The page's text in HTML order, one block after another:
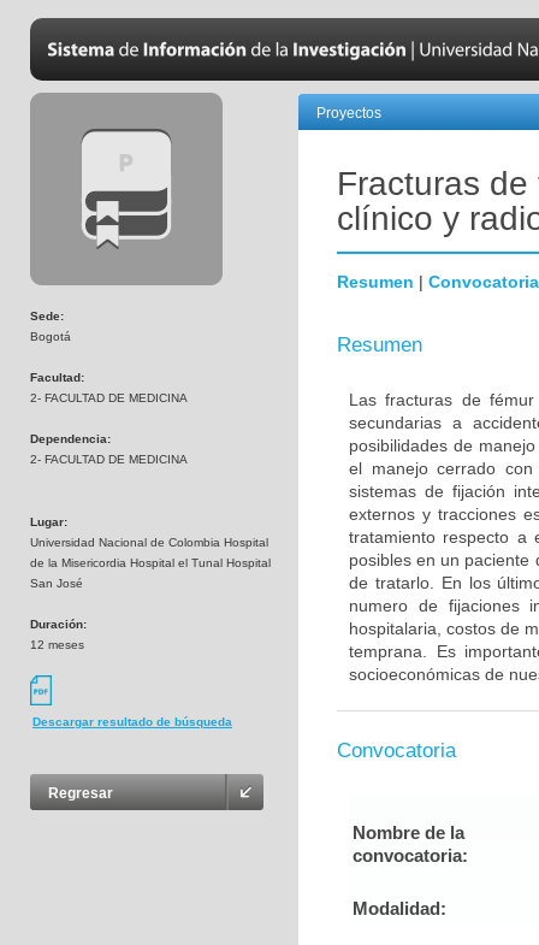
Sede:
Bogotá
Facultad:
2- FACULTAD DE MEDICINA
Dependencia:
2- FACULTAD DE MEDICINA
Lugar:
Universidad Nacional de Colombia Hospital
de la Misericordia Hospital el Tunal Hospital
San José
Duración:
12 meses
Descargar resultado de búsqueda
Regresar
Proyectos
Fracturas
clínico y
Resumen | Convocatoria
Resumen
Las fracturas de
secundarias a
posibilidades de
el manejo cerrado con
sistemas de fijación
externos y tracciones
tratamiento respecto a
posibles en un paciente
de tratarlo. En los
numero de fijaciones
hospitalaria, costos de
temprana. Es
socioeconómicas de
Convocatoria
Nombre de la
convocatoria:
Modalidad: